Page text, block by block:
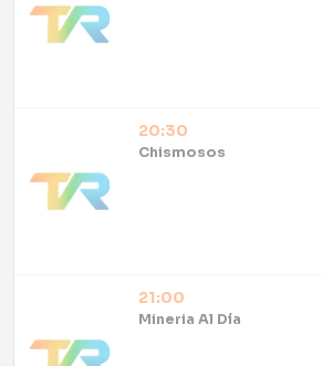
20:30
Chismosos
21:00
Mineria Al Día